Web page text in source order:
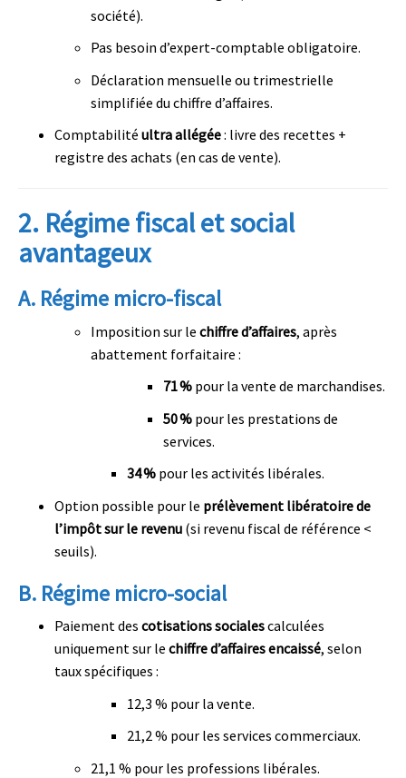
société).
Pas besoin d’expert-comptable obligatoire.
Déclaration mensuelle ou trimestrielle
simplifiée du chiffre d’affaires.
Comptabilité ultra allégée: livre des recettes +
registre des achats (en cas de vente).
2. Régime fiscal et social
avantageux
A. Régime micro-fiscal
Imposition sur le chiffre d’affaires, après
abattement forfaitaire :
71 % pour la vente de marchandises.
50 % pour les prestations de
services.
34 % pour les activités libérales.
Option possible pour le prélèvement libératoire de
l’impôt sur le revenu (si revenu fiscal de référence <
seuils).
B. Régime micro-social
Paiement des cotisations socialescalculées
uniquement sur le chiffre d’affaires encaissé, selon
taux spécifiques :
12,3 % pour la vente.
21,2 % pour les services commerciaux.
21,1 % pour les professions libérales.